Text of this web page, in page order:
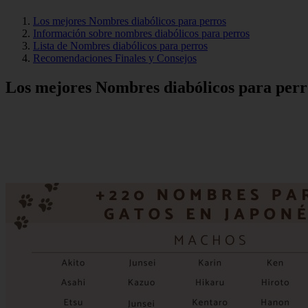
Los mejores Nombres diabólicos para perros
Información sobre nombres diabólicos para perros
Lista de Nombres diabólicos para perros
Recomendaciones Finales y Consejos
Los mejores Nombres diabólicos para